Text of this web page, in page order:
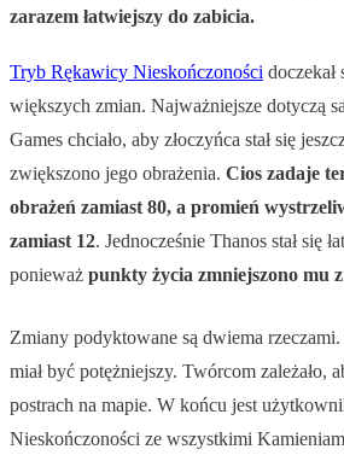
zarazem łatwiejszy do zabicia.
Tryb Rękawicy Nieskończoności
większych zmian. Najważniejsze dotyczą
Games chciało, aby złoczyńca stał się
zwiększono jego obrażenia. Cios zadaje
obrażeń zamiast 80, a promień
zamiast 12. Jednocześnie Thanos stał się
ponieważ punkty życia zmniejszono mu
Zmiany podyktowane są dwiema
miał być potężniejszy. Twórcom zależało,
postrach na mapie. W końcu jest
Nieskończoności ze wszystkimi